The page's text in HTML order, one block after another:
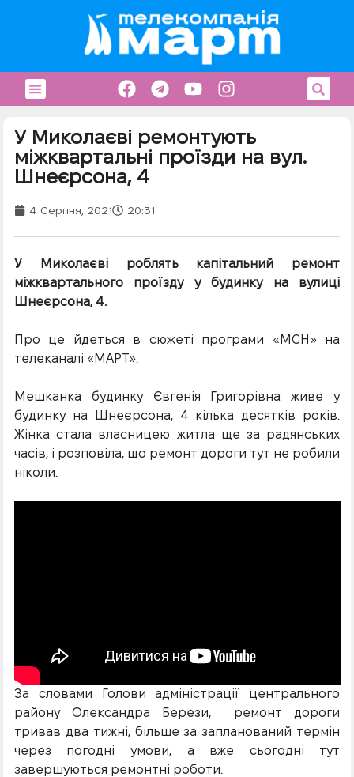
У Миколаєві ремонтують
міжквартальні проїзди на вул.
Шнеєрсона, 4
4 Серпня, 2021 20:31
У Миколаєві роблять капітальний ремонт
міжквартального проїзду у будинку на вулиці
Шнеєрсона, 4.
Про це йдеться в сюжеті програми «МСН» на
телеканалі «МАРТ».
Мешканка будинку Євгенія Григорівна живе у
будинку на Шнеєрсона, 4 кілька десятків років.
Жінка стала власницею житла ще за радянських
часів, і розповіла, що ремонт дороги тут не робили
ніколи.
За словами Голови адміністрації центрального
району Олександра Берези, ремонт дороги
тривав два тижні, більше за запланований термін
через погодні умови, а вже сьогодні тут
завершуються ремонтні роботи.